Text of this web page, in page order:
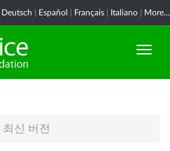
Deutsch Español Français Italiano More...
신 버전